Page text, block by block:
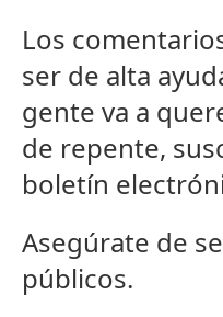
Los
ser de alta
gente va a
de repente,
boletín
Asegúrate de
públicos.